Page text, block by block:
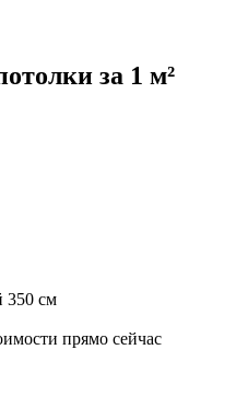
за 1 м²
350 см
прямо сейчас